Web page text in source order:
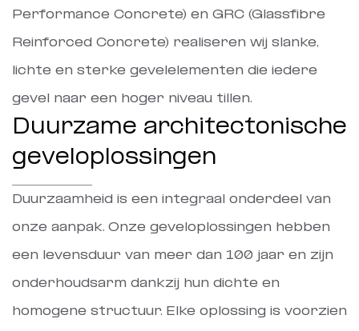
Performance Concrete) en GRC (Glassfibre
Reinforced Concrete) realiseren wij slanke,
lichte en sterke gevelelementen die iedere
gevel naar een hoger niveau tillen.
Duurzame architectonische
geveloplossingen
Duurzaamheid is een integraal onderdeel van
onze aanpak. Onze geveloplossingen hebben
een levensduur van meer dan 100 jaar en zijn
onderhoudsarm dankzij hun dichte en
homogene structuur. Elke oplossing is voorzien